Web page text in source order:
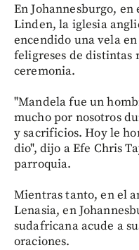
En Johannesburgo,
Linden, la iglesia
encendido una vela
feligreses de distintas
ceremonia.
"Mandela fue un
mucho por nosotros
y sacrificios. Hoy le
dio", dijo a Efe Chris
parroquia.
Mientras tanto, en el
Lenasia, en
sudafricana acude a
oraciones.